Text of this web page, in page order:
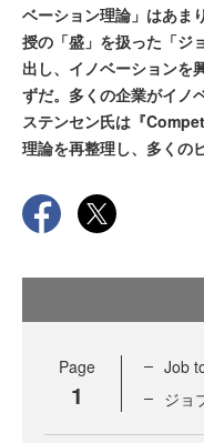
ベーション理論」はあま
授の「盛」を扱った「ジ
出し、イノベーションを
ずだ。多くの企業がイノ
ステンセン氏は『
理論を再整理し、多くの
Page
1
Job
ジョ